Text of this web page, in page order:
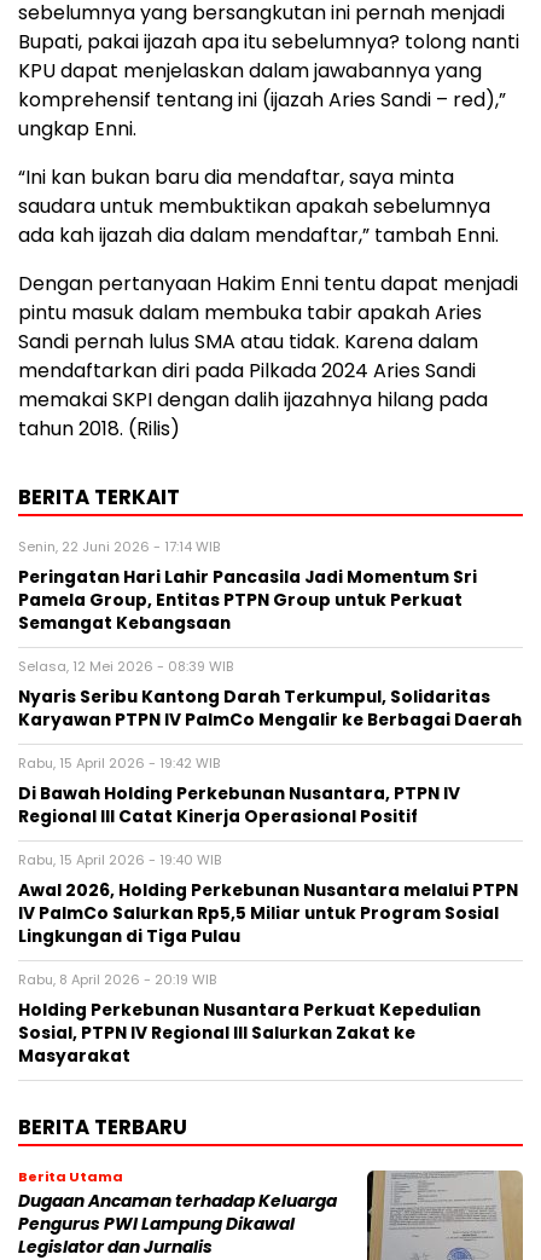
sebelumnya yang bersangkutan ini pernah menjadi
Bupati, pakai ijazah apa itu sebelumnya? tolong nanti
KPU dapat menjelaskan dalam jawabannya yang
komprehensif tentang ini (ijazah Aries Sandi – red),”
ungkap Enni.
“Ini kan bukan baru dia mendaftar, saya minta
saudara untuk membuktikan apakah sebelumnya
ada kah ijazah dia dalam mendaftar,” tambah Enni.
Dengan pertanyaan Hakim Enni tentu dapat menjadi
pintu masuk dalam membuka tabir apakah Aries
Sandi pernah lulus SMA atau tidak. Karena dalam
mendaftarkan diri pada Pilkada 2024 Aries Sandi
memakai SKPI dengan dalih ijazahnya hilang pada
tahun 2018. (Rilis)
BERITA TERKAIT
Senin, 22 Juni 2026 - 17:14 WIB
Peringatan Hari Lahir Pancasila Jadi Momentum Sri
Pamela Group, Entitas PTPN Group untuk Perkuat
Semangat Kebangsaan
Selasa, 12 Mei 2026 - 08:39 WIB
Nyaris Seribu Kantong Darah Terkumpul, Solidaritas
Karyawan PTPN IV PalmCo Mengalir ke Berbagai Daerah
Rabu, 15 April 2026 - 19:42 WIB
Di Bawah Holding Perkebunan Nusantara, PTPN IV
Regional III Catat Kinerja Operasional Positif
Rabu, 15 April 2026 - 19:40 WIB
Awal 2026, Holding Perkebunan Nusantara melalui PTPN
IV PalmCo Salurkan Rp5,5 Miliar untuk Program Sosial
Lingkungan di Tiga Pulau
Rabu, 8 April 2026 - 20:19 WIB
Holding Perkebunan Nusantara Perkuat Kepedulian
Sosial, PTPN IV Regional III Salurkan Zakat ke
Masyarakat
BERITA TERBARU
Berita Utama
Dugaan Ancaman terhadap Keluarga
Pengurus PWI Lampung Dikawal
Legislator dan Jurnalis